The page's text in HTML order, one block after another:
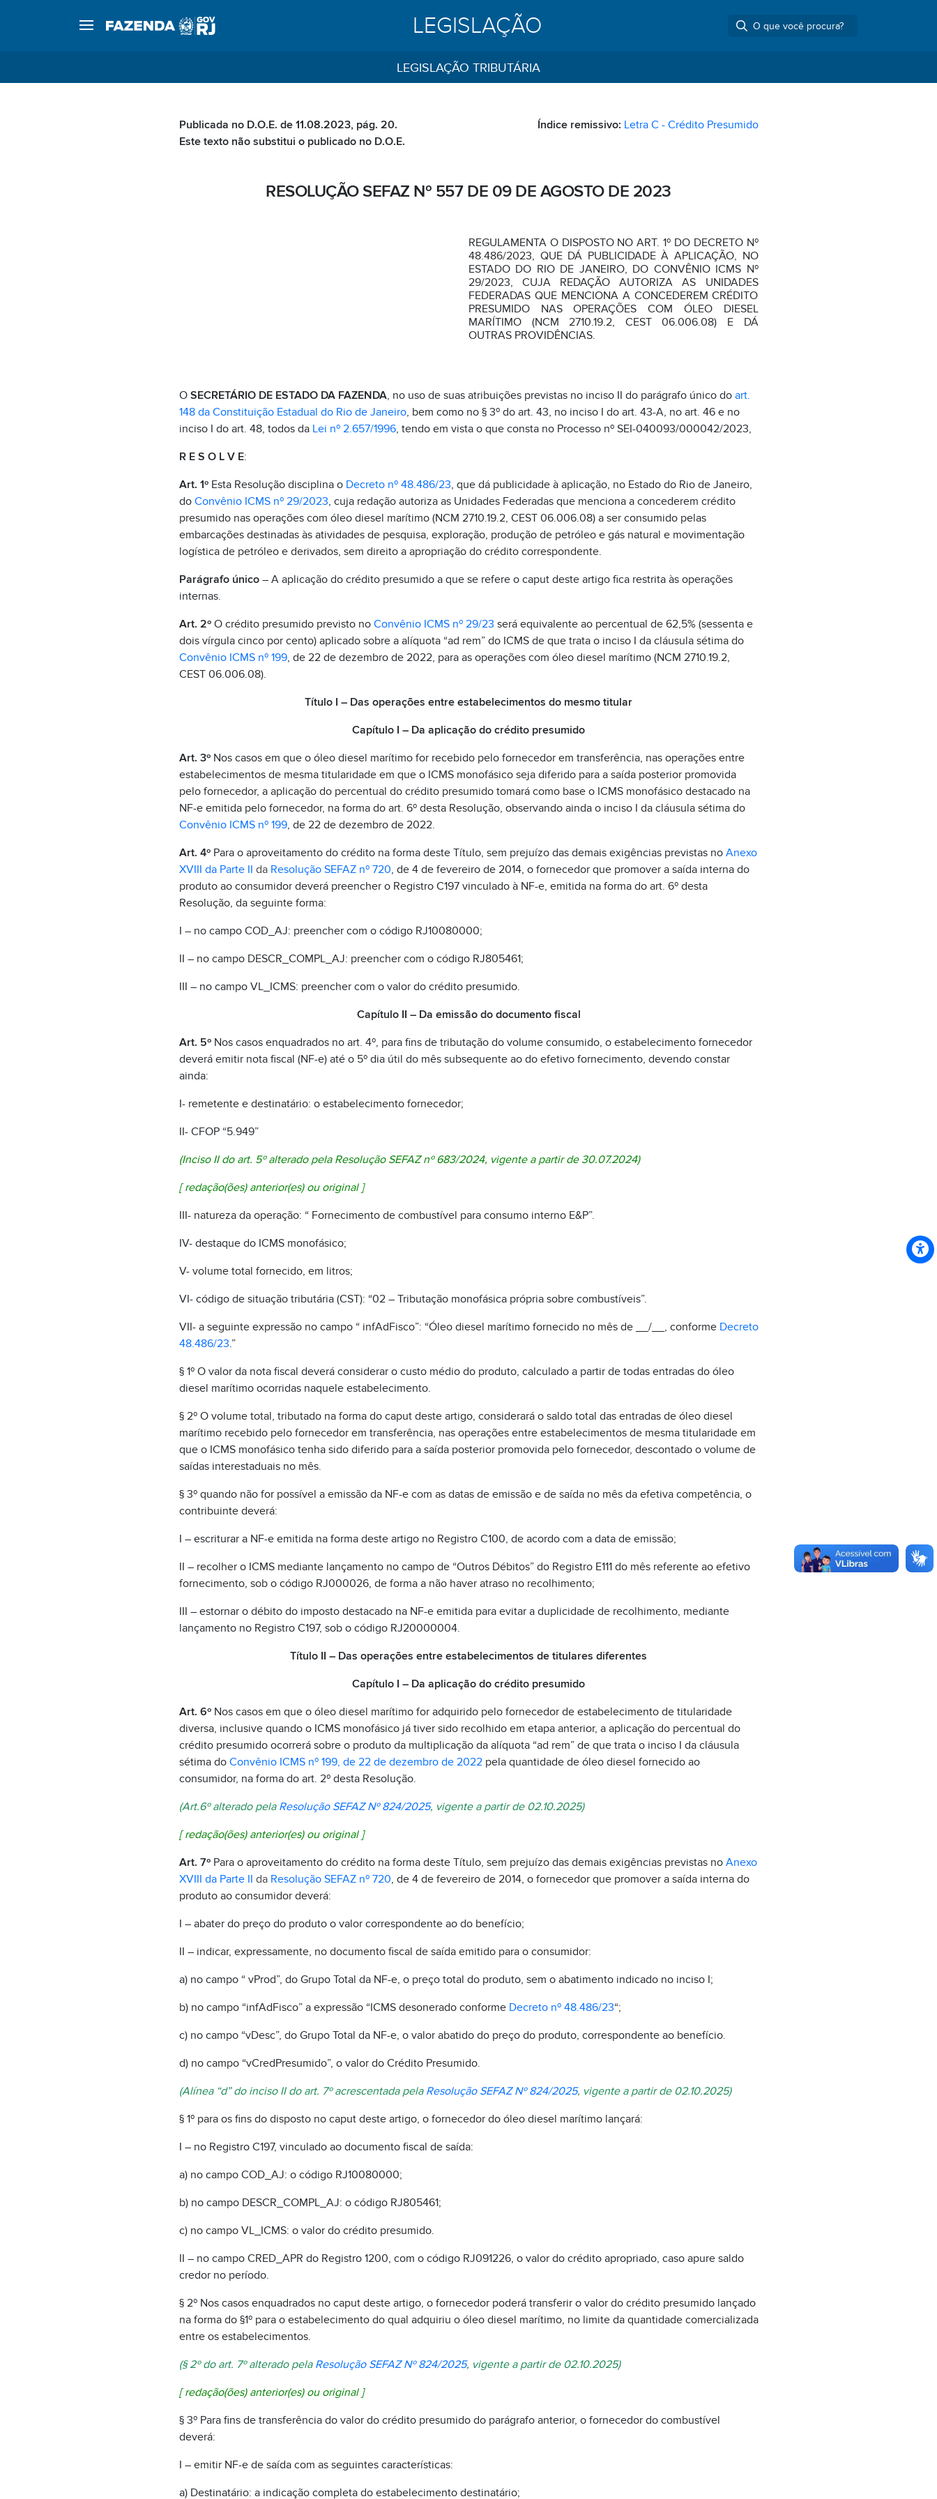
LEGISLAÇÃO
LEGISLAÇÃO TRIBUTÁRIA
Publicada no D.O.E. de 11.08.2023, pág. 20.
Este texto não substitui o publicado no D.O.E.
Índice remissivo: Letra C - Crédito Presumido
RESOLUÇÃO SEFAZ Nº 557 DE 09 DE AGOSTO DE 2023
REGULAMENTA O DISPOSTO NO ART. 1º DO DECRETO Nº
48.486/2023, QUE DÁ PUBLICIDADE À APLICAÇÃO, NO
ESTADO DO RIO DE JANEIRO, DO CONVÊNIO ICMS Nº
29/2023, CUJA REDAÇÃO AUTORIZA AS UNIDADES
FEDERADAS QUE MENCIONA A CONCEDEREM CRÉDITO
PRESUMIDO NAS OPERAÇÕES COM ÓLEO DIESEL
MARÍTIMO (NCM 2710.19.2, CEST 06.006.08) E DÁ
OUTRAS PROVIDÊNCIAS.
O SECRETÁRIO DE ESTADO DA FAZENDA, no uso de suas atribuições previstas no inciso II do parágrafo único do art.
148 da Constituição Estadual do Rio de Janeiro, bem como no § 3º do art. 43, no inciso I do art. 43-A, no art. 46 e no
inciso I do art. 48, todos da Lei nº 2.657/1996, tendo em vista o que consta no Processo nº SEI-040093/000042/2023,
R E S O L V E:
Art. 1ºEsta Resolução disciplina o Decreto nº 48.486/23, que dá publicidade à aplicação, no Estado do Rio de Janeiro,
do Convênio ICMS nº 29/2023, cuja redação autoriza as Unidades Federadas que menciona a concederem crédito
presumido nas operações com óleo diesel marítimo (NCM 2710.19.2, CEST 06.006.08) a ser consumido pelas
embarcações destinadas às atividades de pesquisa, exploração, produção de petróleo e gás natural e movimentação
logística de petróleo e derivados, sem direito a apropriação do crédito correspondente.
Parágrafo único– A aplicação do crédito presumido a que se refere o caput deste artigo fica restrita às operações
internas.
Art. 2ºO crédito presumido previsto no Convênio ICMS nº 29/23 será equivalente ao percentual de 62,5% (sessenta e
dois vírgula cinco por cento) aplicado sobre a alíquota “ad rem” do ICMS de que trata o inciso I da cláusula sétima do
Convênio ICMS nº 199, de 22 de dezembro de 2022, para as operações com óleo diesel marítimo (NCM 2710.19.2,
CEST 06.006.08).
Título I – Das operações entre estabelecimentos do mesmo titular
Capítulo I – Da aplicação do crédito presumido
Art. 3ºNos casos em que o óleo diesel marítimo for recebido pelo fornecedor em transferência, nas operações entre
estabelecimentos de mesma titularidade em que o ICMS monofásico seja diferido para a saída posterior promovida
pelo fornecedor, a aplicação do percentual do crédito presumido tomará como base o ICMS monofásico destacado na
NF-e emitida pelo fornecedor, na forma do art. 6º desta Resolução, observando ainda o inciso I da cláusula sétima do
Convênio ICMS nº 199, de 22 de dezembro de 2022.
Art. 4ºPara o aproveitamento do crédito na forma deste Título, sem prejuízo das demais exigências previstas no Anexo
XVIII da Parte II da Resolução SEFAZ nº 720, de 4 de fevereiro de 2014, o fornecedor que promover a saída interna do
produto ao consumidor deverá preencher o Registro C197 vinculado à NF-e, emitida na forma do art. 6º desta
Resolução, da seguinte forma:
I – no campo COD_AJ: preencher com o código RJ10080000;
II – no campo DESCR_COMPL_AJ: preencher com o código RJ805461;
III – no campo VL_ICMS: preencher com o valor do crédito presumido.
Capítulo II – Da emissão do documento fiscal
Art. 5ºNos casos enquadrados no art. 4º, para fins de tributação do volume consumido, o estabelecimento fornecedor
deverá emitir nota fiscal (NF-e) até o 5º dia útil do mês subsequente ao do efetivo fornecimento, devendo constar
ainda:
I- remetente e destinatário: o estabelecimento fornecedor;
II- CFOP “5.949”
(Inciso II do art. 5º alterado pela Resolução SEFAZ nº 683/2024, vigente a partir de 30.07.2024)
[redação(ões) anterior(es) ou original ]
III- natureza da operação: “ Fornecimento de combustível para consumo interno E&P”.
IV- destaque do ICMS monofásico;
V- volume total fornecido, em litros;
VI- código de situação tributária (CST): “02 – Tributação monofásica própria sobre combustíveis”.
VII- a seguinte expressão no campo “ infAdFisco”: “Óleo diesel marítimo fornecido no mês de __/__, conforme Decreto
48.486/23.”
§ 1º O valor da nota fiscal deverá considerar o custo médio do produto, calculado a partir de todas entradas do óleo
diesel marítimo ocorridas naquele estabelecimento.
§ 2º O volume total, tributado na forma do caput deste artigo, considerará o saldo total das entradas de óleo diesel
marítimo recebido pelo fornecedor em transferência, nas operações entre estabelecimentos de mesma titularidade em
que o ICMS monofásico tenha sido diferido para a saída posterior promovida pelo fornecedor, descontado o volume de
saídas interestaduais no mês.
§ 3º quando não for possível a emissão da NF-e com as datas de emissão e de saída no mês da efetiva competência, o
contribuinte deverá:
I – escriturar a NF-e emitida na forma deste artigo no Registro C100, de acordo com a data de emissão;
II – recolher o ICMS mediante lançamento no campo de “Outros Débitos” do Registro E111 do mês referente ao efetivo
fornecimento, sob o código RJ000026, de forma a não haver atraso no recolhimento;
III – estornar o débito do imposto destacado na NF-e emitida para evitar a duplicidade de recolhimento, mediante
lançamento no Registro C197, sob o código RJ20000004.
Título II – Das operações entre estabelecimentos de titulares diferentes
Capítulo I – Da aplicação do crédito presumido
Art. 6ºNos casos em que o óleo diesel marítimo for adquirido pelo fornecedor de estabelecimento de titularidade
diversa, inclusive quando o ICMS monofásico já tiver sido recolhido em etapa anterior, a aplicação do percentual do
crédito presumido ocorrerá sobre o produto da multiplicação da alíquota “ad rem” de que trata o inciso I da cláusula
sétima do Convênio ICMS nº 199, de 22 de dezembro de 2022pela quantidade de óleo diesel fornecido ao
consumidor, na forma do art. 2º desta Resolução.
(Art.6º alterado pela Resolução SEFAZ Nº 824/2025, vigente a partir de 02.10.2025)
[redação(ões) anterior(es) ou original ]
Art. 7ºPara o aproveitamento do crédito na forma deste Título, sem prejuízo das demais exigências previstas no Anexo
XVIII da Parte II da Resolução SEFAZ nº 720, de 4 de fevereiro de 2014, o fornecedor que promover a saída interna do
produto ao consumidor deverá:
I – abater do preço do produto o valor correspondente ao do benefício;
II – indicar, expressamente, no documento fiscal de saída emitido para o consumidor:
a) no campo “ vProd”, do Grupo Total da NF-e, o preço total do produto, sem o abatimento indicado no inciso I;
b) no campo “infAdFisco” a expressão “ICMS desonerado conforme Decreto nº 48.486/23“;
c) no campo “vDesc”, do Grupo Total da NF-e, o valor abatido do preço do produto, correspondente ao benefício.
d) no campo “vCredPresumido”, o valor do Crédito Presumido.
(Alínea “d” do inciso II do art. 7º acrescentada pela Resolução SEFAZ Nº 824/2025, vigente a partir de 02.10.2025)
§ 1º para os fins do disposto no caput deste artigo, o fornecedor do óleo diesel marítimo lançará:
I – no Registro C197, vinculado ao documento fiscal de saída:
a) no campo COD_AJ: o código RJ10080000;
b) no campo DESCR_COMPL_AJ: o código RJ805461;
c) no campo VL_ICMS: o valor do crédito presumido.
II – no campo CRED_APR do Registro 1200, com o código RJ091226, o valor do crédito apropriado, caso apure saldo
credor no período.
§ 2º Nos casos enquadrados no caput deste artigo, o fornecedor poderá transferir o valor do crédito presumido lançado
na forma do §1º para o estabelecimento do qual adquiriu o óleo diesel marítimo, no limite da quantidade comercializada
entre os estabelecimentos.
(§ 2º do art. 7º alterado pela Resolução SEFAZ Nº 824/2025, vigente a partir de 02.10.2025)
[redação(ões) anterior(es) ou original ]
§ 3º Para fins de transferência do valor do crédito presumido do parágrafo anterior, o fornecedor do combustível
deverá:
I – emitir NF-e de saída com as seguintes características:
a) Destinatário: a indicação completa do estabelecimento destinatário;